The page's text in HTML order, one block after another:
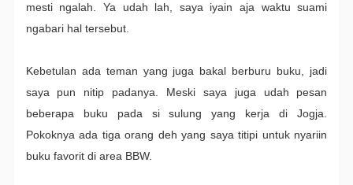
mesti ngalah. Ya udah lah, saya iyain aja waktu suami
ngabari hal tersebut.
Kebetulan ada teman yang juga bakal berburu buku, jadi
saya pun nitip padanya. Meski saya juga udah pesan
beberapa buku pada si sulung yang kerja di Jogja.
Pokoknya ada tiga orang deh yang saya titipi untuk nyariin
buku favorit di area BBW.